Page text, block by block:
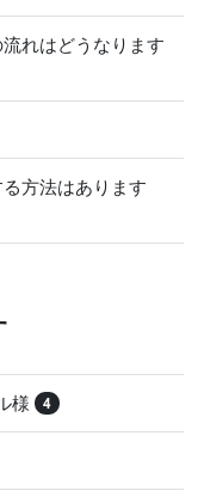
れはどうなります
方法はあります
様 4